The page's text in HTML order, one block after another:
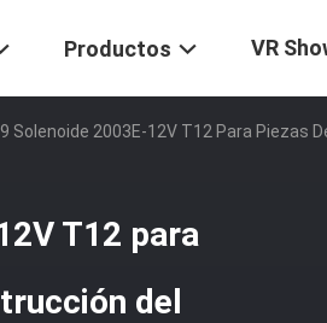
Productos VR
Solenoide 2003E-12V T12 Para Piezas
T12 para
del